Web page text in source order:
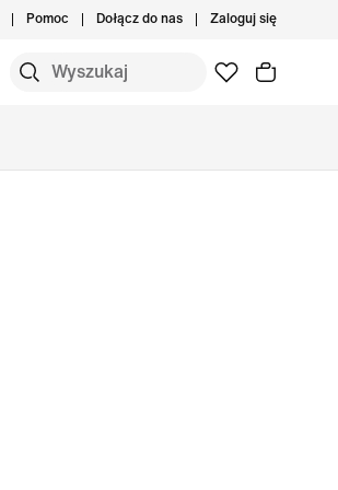
Pomoc Dołącz do nas Zaloguj się